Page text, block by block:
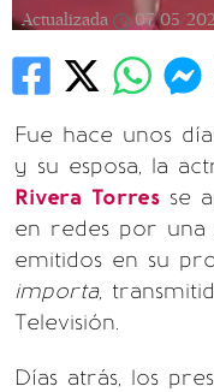
Actualizada
07/05/
Fue hace unos
y su esposa, la
Rivera Torres se
en redes por una
emitidos en su
importa,
Televisión.
Días atrás, los